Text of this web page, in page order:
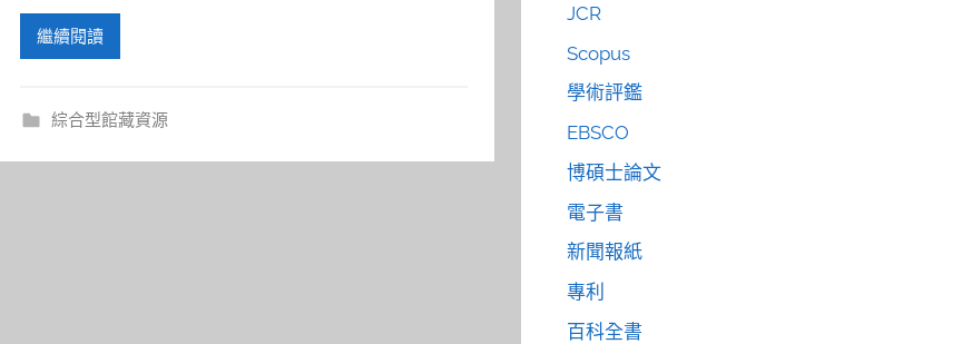
繼續閱讀
綜合型館藏資源
JCR
Scopus
學術評鑑
EBSCO
博碩士論文
電子書
新聞報紙
專利
百科全書